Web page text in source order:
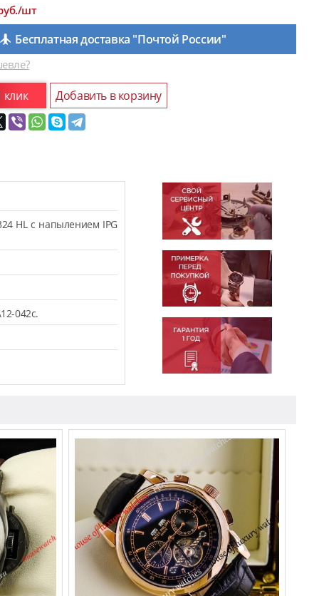
шт
Бесплатная доставка "Почтой России"
клик Добавить в корзину
HL с напылением IPG
042c.